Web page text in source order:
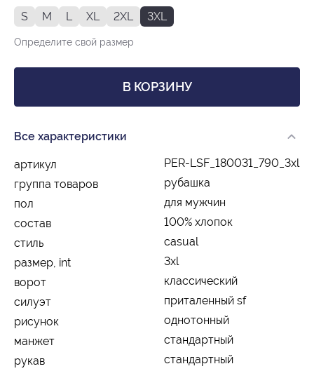
S
M L XL 2XL 3XL
Определите свой размер
В КОРЗИНУ
Все характеристики
артикул
PER-LSF_180031_790_3xl
группа товаров
рубашка
пол
для мужчин
состав
100% хлопок
стиль
casual
размер, int
3xl
ворот
классический
силуэт
приталенный sf
рисунок
однотонный
манжет
стандартный
рукав
стандартный